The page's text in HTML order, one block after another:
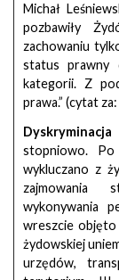
Michał
pozbawiły
zachowaniu
status prawny
kategorii. Z
prawa.” (cytat
stopniowo. Po
wykluczano z
zajmowania
wykonywania
wreszcie objęto
żydowskiej
urzędów,